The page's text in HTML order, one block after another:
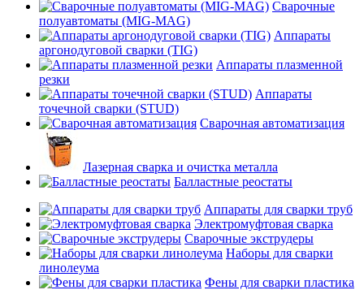
Сварочные
полуавтоматы (MIG-MAG)
Аппараты
аргонодуговой сварки (TIG)
Аппараты плазменной
резки
Аппараты
точечной сварки (STUD)
Сварочная автоматизация
Лазерная сварка и очистка металла
Балластные реостаты
Аппараты для сварки труб
Электромуфтовая сварка
Сварочные экструдеры
Наборы для сварки
линолеума
Фены для сварки пластика